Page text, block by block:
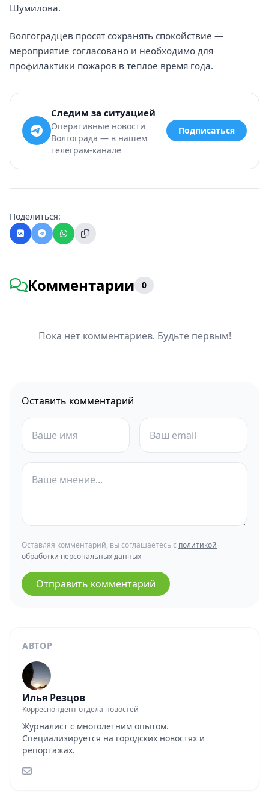
АВТОР
Илья Резцов
Корреспондент отдела новостей
Журналист с многолетним опытом.
Специализируется на городских новостях и
репортажах.
Шумилова.
Волгоградцев просят сохранять спокойствие —
мероприятие согласовано и необходимо для
профилактики пожаров в тёплое время года.
Следим за ситуацией
Оперативные новости
Волгограда — в нашем
телеграм-канале
Подписаться
Поделиться:
Комментарии 0
Пока нет комментариев. Будьте первым!
Оставить комментарий
Оставляя комментарий, вы соглашаетесь с политикой
обработки персональных данных
Отправить комментарий